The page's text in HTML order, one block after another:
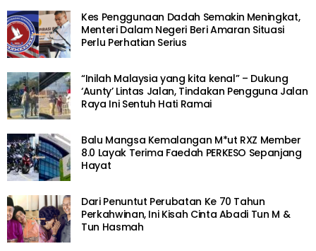
Kes Penggunaan Dadah Semakin Meningkat,
Menteri Dalam Negeri Beri Amaran Situasi
Perlu Perhatian Serius
“Inilah Malaysia yang kita kenal” – Dukung
‘Aunty’ Lintas Jalan, Tindakan Pengguna Jalan
Raya Ini Sentuh Hati Ramai
Balu Mangsa Kemalangan M*ut RXZ Member
8.0 Layak Terima Faedah PERKESO Sepanjang
Hayat
Dari Penuntut Perubatan Ke 70 Tahun
Perkahwinan, Ini Kisah Cinta Abadi Tun M &
Tun Hasmah